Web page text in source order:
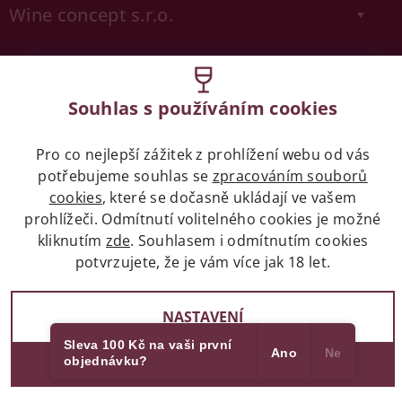
Wine concept s.r.o.
Zákaz prodeje alkoholických nápojů osobám
mladších 18 let.
Naše služby
Vše o nákupu
2017 - 2026 © winehouse.cz, všechna práva vyhrazena
Partneři
Vytvořil Shoptet
Souhlas s používáním cookies
Pro co nejlepší zážitek z prohlížení webu od vás
potřebujeme souhlas se zpracováním souborů
cookies, které se dočasně ukládají ve vašem
prohlížeči. Odmítnutí volitelného cookies je možné
kliknutím zde. Souhlasem i odmítnutím cookies
potvrzujete, že je vám více jak 18 let.
NASTAVENÍ
Sleva 100 Kč na vaši první
objednávku?
Ano Ne